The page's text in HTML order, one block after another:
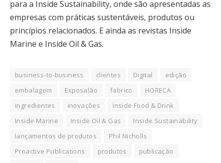
para a Inside Sustainability, onde são apresentadas as
empresas com práticas sustentáveis, produtos ou
princípios relacionados. E ainda as revistas Inside
Marine e Inside Oil & Gas.
business-to-business clientes Digital
edição
embalagem
Exposalão fabrico
HORECA
ingredientes
inovações
Inside Food & Drink
Inside Marine
Inside Oil & Gas
Inside Sustainability
lançamentos de produtos
Phil Nicholls
Proactive Publications
produtos
publicação